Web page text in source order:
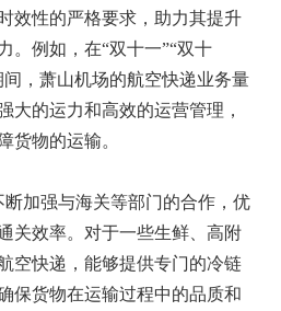
效性的严格要求，助力其提升
。例如，在“双十一”“双十
，萧山机场的航空快递业务量
大的运力和高效的运营管理，
货物的运输。
加强与海关等部门的合作，优
关效率。对于一些生鲜、高附
空快递，能够提供专门的冷链
保货物在运输过程中的品质和